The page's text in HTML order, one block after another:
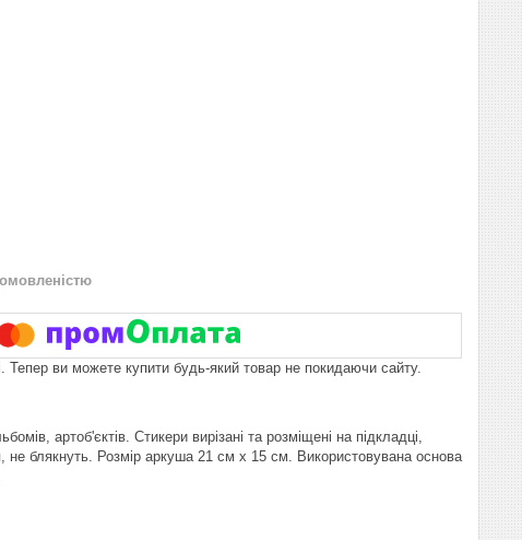
Тепер ви можете купити будь-який товар не покидаючи сайту.
артоб'єктів. Стикери вирізані та розміщені на підкладці,
блякнуть. Розмір аркуша 21 см x 15 см. Використовувана основа